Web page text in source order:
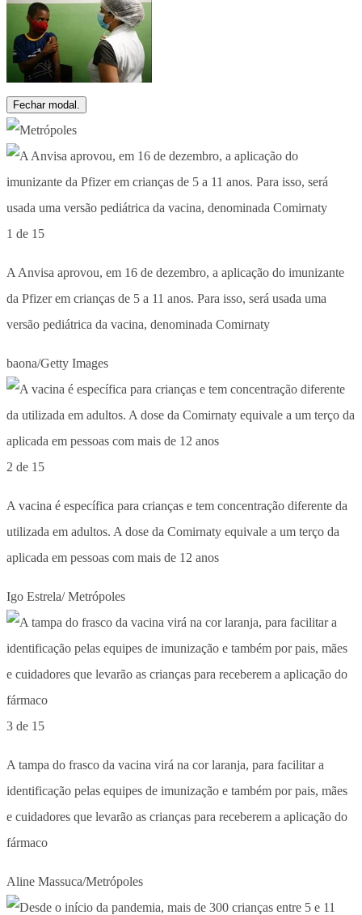
Fechar modal.
1 de 15
A Anvisa aprovou, em 16 de dezembro, a aplicação do imunizante
da Pfizer em crianças de 5 a 11 anos. Para isso, será usada uma
versão pediátrica da vacina, denominada Comirnaty
baona/Getty Images
2 de 15
A vacina é específica para crianças e tem concentração diferente da
utilizada em adultos. A dose da Comirnaty equivale a um terço da
aplicada em pessoas com mais de 12 anos
Igo Estrela/ Metrópoles
3 de 15
A tampa do frasco da vacina virá na cor laranja, para facilitar a
identificação pelas equipes de imunização e também por pais, mães
e cuidadores que levarão as crianças para receberem a aplicação do
fármaco
Aline Massuca/Metrópoles